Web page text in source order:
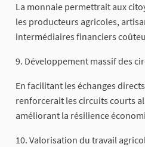
La monnaie permettrait aux
les producteurs agricoles,
intermédiaires financiers
9. Développement massif des
En facilitant les échanges
renforcerait les circuits courts
améliorant la résilience
10. Valorisation du travail